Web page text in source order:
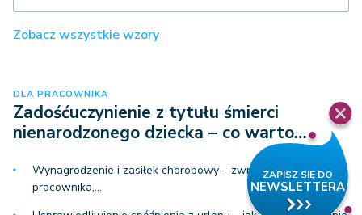
Zobacz wszystkie wzory
DLA PRACOWNIKA
Zadośćuczynienie z tytułu śmierci
nienarodzonego dziecka – co warto…
Wynagrodzenie i zasiłek chorobowy – zwrot przez
pracownika,…